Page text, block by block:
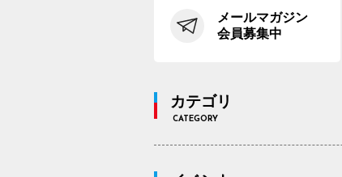
メールマガジン
会員募集中
カテゴリ
CATEGORY